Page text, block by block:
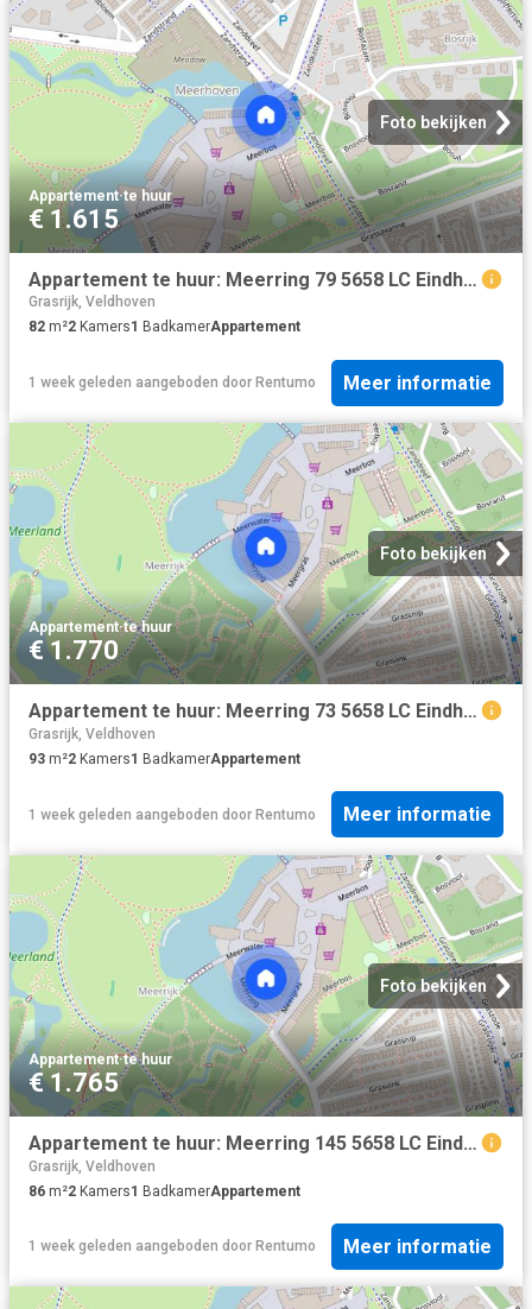
Foto bekijken
Appartement·te huur
€ 1.615
Appartement te huur: Meerring 79 5658 LC Eindhoven
Grasrijk, Veldhoven
82 m²2 Kamers1 BadkamerAppartement
1 week geleden aangeboden door Rentumo Meer informatie
Foto bekijken
Appartement·te huur
€ 1.770
Appartement te huur: Meerring 73 5658 LC Eindhoven
Grasrijk, Veldhoven
93 m²2 Kamers1 BadkamerAppartement
1 week geleden aangeboden door Rentumo Meer informatie
Foto bekijken
Appartement·te huur
€ 1.765
Appartement te huur: Meerring 145 5658 LC Eindhoven
Grasrijk, Veldhoven
86 m²2 Kamers1 BadkamerAppartement
1 week geleden aangeboden door Rentumo Meer informatie